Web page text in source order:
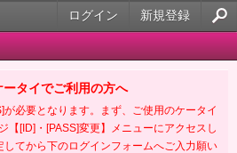
新規登録
ログイン
ータイでご利用の方へ
が必要となります。まず、ご使用のケータイ
【[ID]・[PASS]変更】メニューにアクセスし
してから下のログインフォームへご入力願い